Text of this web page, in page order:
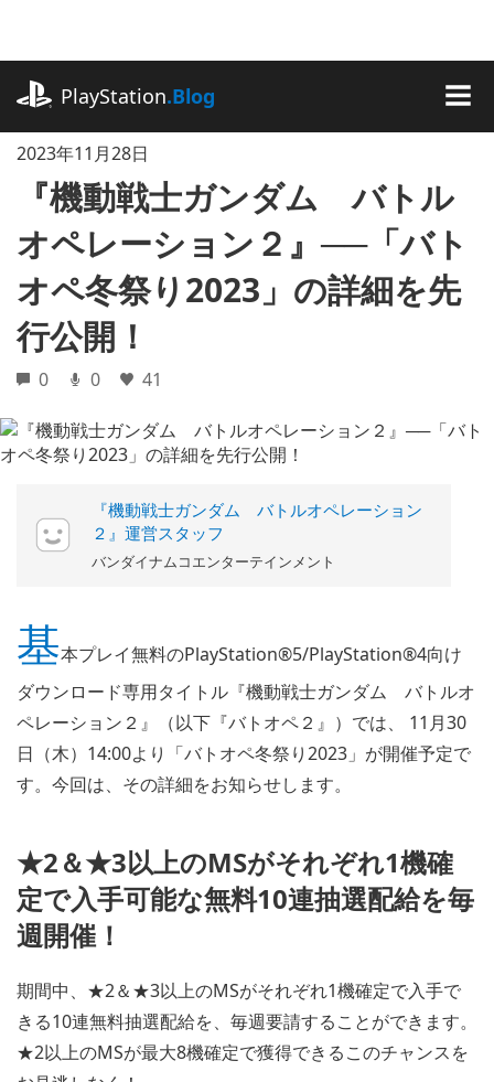
に
ッ
PlayStation.Blog
2023年11月28日
『機動戦士ガンダム バトル
オペレーション２』──「バト
オペ冬祭り2023」の詳細を先
行公開！
0 0 41
『機動戦士ガンダム バトルオペレーション
２』運営スタッフ
バンダイナムコエンターテインメント
基本プレイ無料のPlayStation®5/PlayStation®4向け
ダウンロード専用タイトル『機動戦士ガンダム バトルオ
ペレーション２』（以下『バトオペ２』）では、 11月30
日（木）14:00より「バトオペ冬祭り2023」が開催予定で
す。今回は、その詳細をお知らせします。
★2＆★3以上のMSがそれぞれ1機確
定で入手可能な無料10連抽選配給を毎
週開催！
期間中、★2＆★3以上のMSがそれぞれ1機確定で入手で
きる10連無料抽選配給を、毎週要請することができます。
★2以上のMSが最大8機確定で獲得できるこのチャンスを